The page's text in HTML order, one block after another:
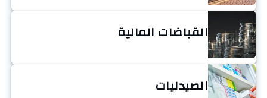
القباضات المالية
الصيدليات